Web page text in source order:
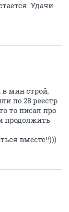
Удачи
мин строй,
по 28 реестр
то писал про
продолжить
вместе!!)))